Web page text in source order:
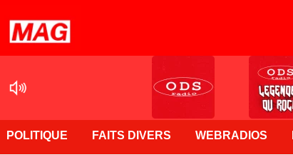
POLITIQUE FAITS DIVERS WEBRADIOS